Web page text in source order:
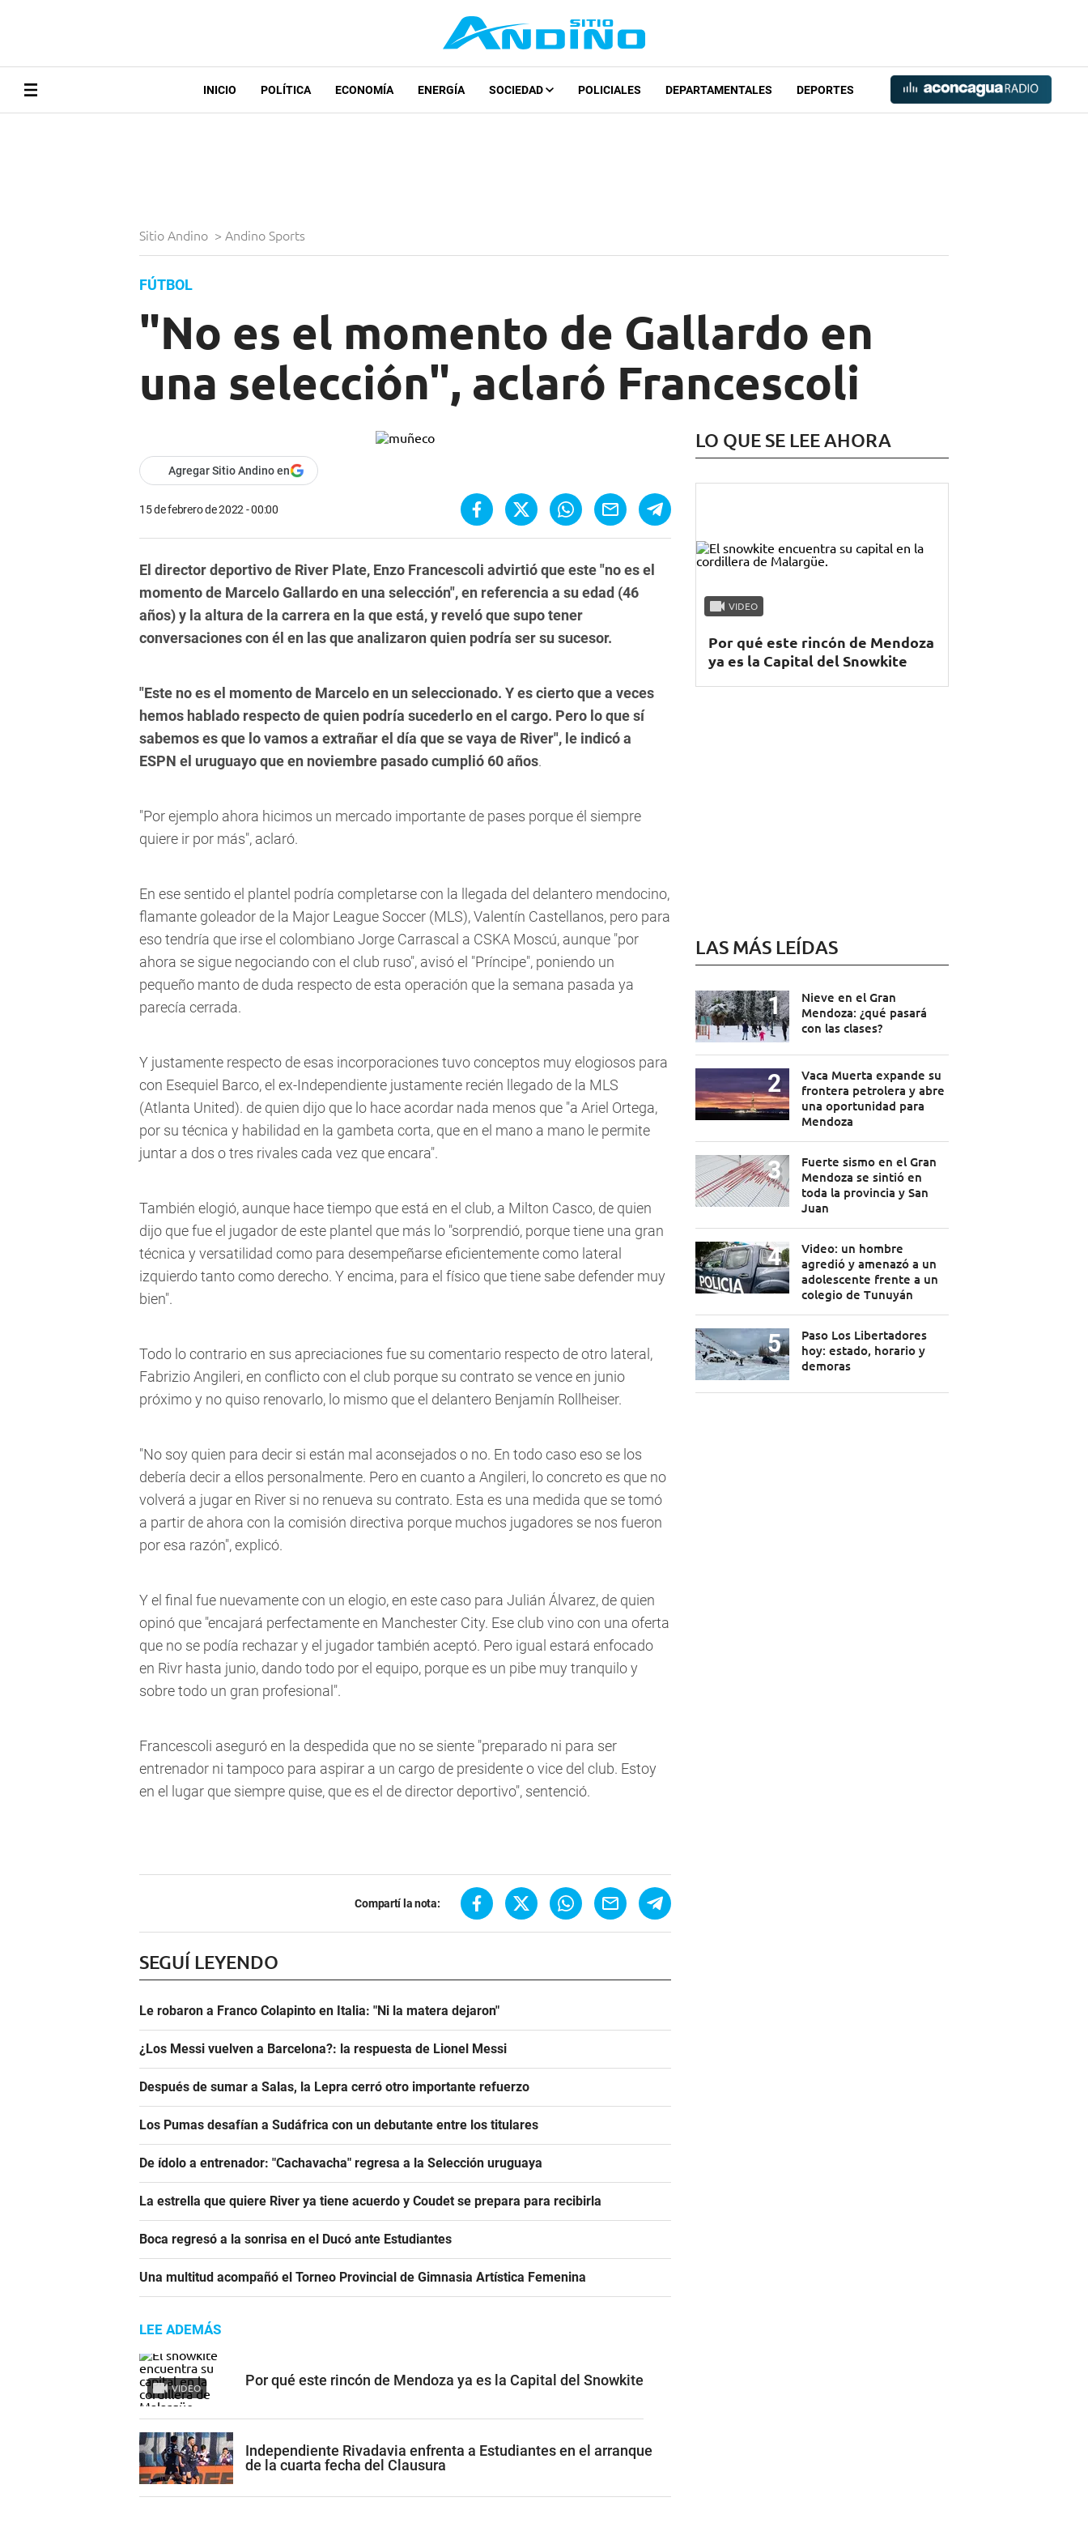
INICIO POLÍTICA ECONOMÍA ENERGÍA SOCIEDAD POLICIALES DEPARTAMENTALES DEPORTES
Sitio Andino > Andino Sports
FÚTBOL
"No es el momento de Gallardo en
una selección", aclaró Francescoli
Agregar Sitio Andino en
15 de febrero de 2022 - 00:00
El director deportivo de River Plate, Enzo Francescoli advirtió que este "no es el
momento de Marcelo Gallardo en una selección", en referencia a su edad (46
años) y la altura de la carrera en la que está, y reveló que supo tener
conversaciones con él en las que analizaron quien podría ser su sucesor.
"Este no es el momento de Marcelo en un seleccionado. Y es cierto que a veces
hemos hablado respecto de quien podría sucederlo en el cargo. Pero lo que sí
sabemos es que lo vamos a extrañar el día que se vaya de River", le indicó a
ESPN el uruguayo que en noviembre pasado cumplió 60 años.
"Por ejemplo ahora hicimos un mercado importante de pases porque él siempre
quiere ir por más", aclaró.
En ese sentido el plantel podría completarse con la llegada del delantero mendocino,
flamante goleador de la Major League Soccer (MLS), Valentín Castellanos, pero para
eso tendría que irse el colombiano Jorge Carrascal a CSKA Moscú, aunque "por
ahora se sigue negociando con el club ruso", avisó el "Príncipe", poniendo un
pequeño manto de duda respecto de esta operación que la semana pasada ya
parecía cerrada.
Y justamente respecto de esas incorporaciones tuvo conceptos muy elogiosos para
con Esequiel Barco, el ex-Independiente justamente recién llegado de la MLS
(Atlanta United). de quien dijo que lo hace acordar nada menos que "a Ariel Ortega,
por su técnica y habilidad en la gambeta corta, que en el mano a mano le permite
juntar a dos o tres rivales cada vez que encara".
También elogió, aunque hace tiempo que está en el club, a Milton Casco, de quien
dijo que fue el jugador de este plantel que más lo "sorprendió, porque tiene una gran
técnica y versatilidad como para desempeñarse eficientemente como lateral
izquierdo tanto como derecho. Y encima, para el físico que tiene sabe defender muy
bien".
Todo lo contrario en sus apreciaciones fue su comentario respecto de otro lateral,
Fabrizio Angileri, en conflicto con el club porque su contrato se vence en junio
próximo y no quiso renovarlo, lo mismo que el delantero Benjamín Rollheiser.
"No soy quien para decir si están mal aconsejados o no. En todo caso eso se los
debería decir a ellos personalmente. Pero en cuanto a Angileri, lo concreto es que no
volverá a jugar en River si no renueva su contrato. Esta es una medida que se tomó
a partir de ahora con la comisión directiva porque muchos jugadores se nos fueron
por esa razón", explicó.
Y el final fue nuevamente con un elogio, en este caso para Julián Álvarez, de quien
opinó que "encajará perfectamente en Manchester City. Ese club vino con una oferta
que no se podía rechazar y el jugador también aceptó. Pero igual estará enfocado
en Rivr hasta junio, dando todo por el equipo, porque es un pibe muy tranquilo y
sobre todo un gran profesional".
Francescoli aseguró en la despedida que no se siente "preparado ni para ser
entrenador ni tampoco para aspirar a un cargo de presidente o vice del club. Estoy
en el lugar que siempre quise, que es el de director deportivo", sentenció.
Compartí la nota:
SEGUÍ LEYENDO
Le robaron a Franco Colapinto en Italia: "Ni la matera dejaron"
¿Los Messi vuelven a Barcelona?: la respuesta de Lionel Messi
Después de sumar a Salas, la Lepra cerró otro importante refuerzo
Los Pumas desafían a Sudáfrica con un debutante entre los titulares
De ídolo a entrenador: "Cachavacha" regresa a la Selección uruguaya
La estrella que quiere River ya tiene acuerdo y Coudet se prepara para recibirla
Boca regresó a la sonrisa en el Ducó ante Estudiantes
Una multitud acompañó el Torneo Provincial de Gimnasia Artística Femenina
LEE ADEMÁS
VIDEO Por qué este rincón de Mendoza ya es la Capital del Snowkite
Independiente Rivadavia enfrenta a Estudiantes en el arranque
de la cuarta fecha del Clausura
LO QUE SE LEE AHORA
VIDEO
Por qué este rincón de Mendoza
ya es la Capital del Snowkite
LAS MÁS LEÍDAS
Nieve en el Gran
Mendoza: ¿qué pasará
con las clases?
Vaca Muerta expande su
frontera petrolera y abre
una oportunidad para
Mendoza
Fuerte sismo en el Gran
Mendoza se sintió en
toda la provincia y San
Juan
Video: un hombre
agredió y amenazó a un
adolescente frente a un
colegio de Tunuyán
Paso Los Libertadores
hoy: estado, horario y
demoras